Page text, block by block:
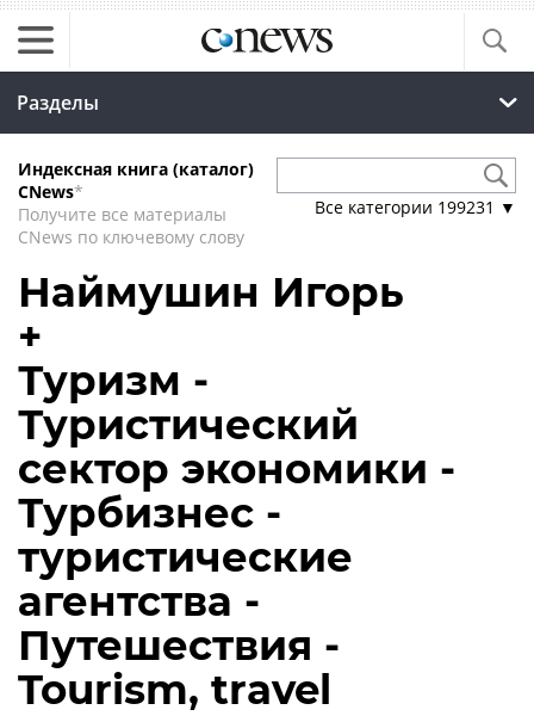
Разделы
Индексная книга (каталог)
CNews*
Получите все материалы
CNews по ключевому слову
Все категории 199231 ▼
Наймушин Игорь
+
Туризм -
Туристический
сектор экономики -
Турбизнес -
туристические
агентства -
Путешествия -
Tourism, travel